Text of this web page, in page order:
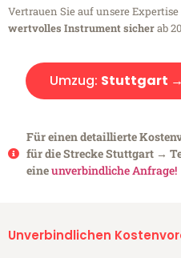
Vertrauen Sie auf unsere
wertvolles Instrument sicherab
Umzug: Stuttgart →
Für einen detaillierte
für die Strecke Stuttgart →
eineunverbindliche Anfrage!
Unverbindlichen